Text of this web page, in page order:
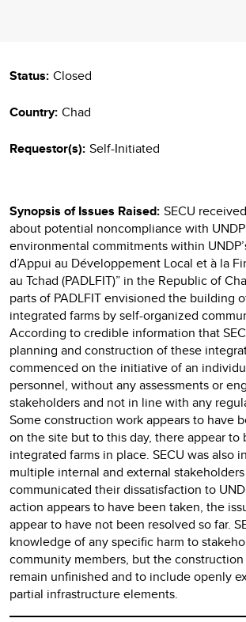
Status: Closed
Country: Chad
Requestor(s): Self-Initiated
Synopsis of Issues Raised: SECU
about potential noncompliance with
environmental commitments within
d’Appui au Développement Local et à la
au Tchad (PADLFIT)” in the Republic of
parts of PADLFIT envisioned the building
integrated farms by self-organized
According to credible information that
planning and construction of these
commenced on the initiative of an
personnel, without any assessments or
stakeholders and not in line with any
Some construction work appears to have
on the site but to this day, there appear to
integrated farms in place. SECU was also
multiple internal and external
communicated their dissatisfaction to
action appears to have been taken, the
appear to have not been resolved so far.
knowledge of any specific harm to
community members, but the
remain unfinished and to include openly
partial infrastructure elements.